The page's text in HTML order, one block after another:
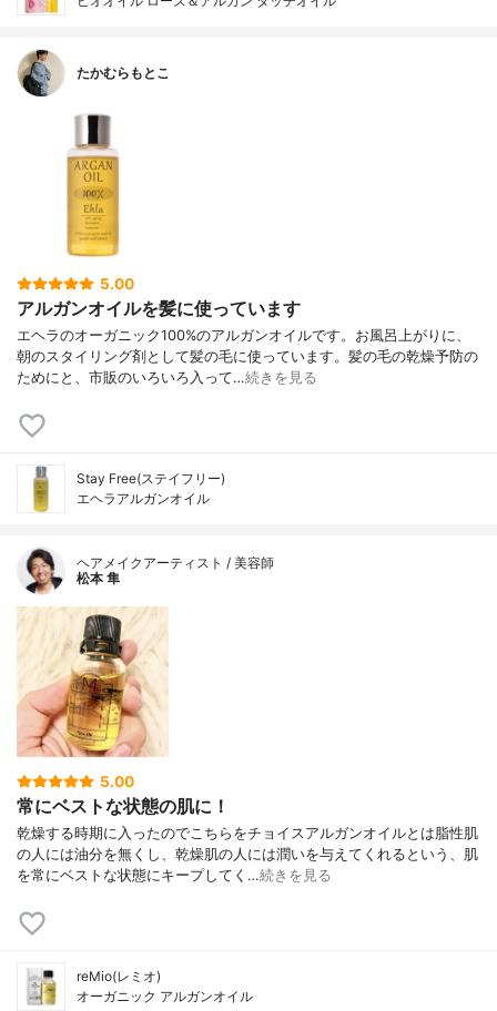
たかむらもとこ
5.00
アルガンオイルを髪に使っています
エヘラのオーガニック100%のアルガンオイルです。お風呂上がりに、
朝のスタイリング剤として髪の毛に使っています。髪の毛の乾燥予防の
ためにと、市販のいろいろ入って…続きを見る
Stay Free(ステイフリー)
エヘラアルガンオイル
ヘアメイクアーティスト / 美容師
松本 隼
5.00
常にベストな状態の肌に！
乾燥する時期に入ったのでこちらをチョイスアルガンオイルとは脂性肌
の人には油分を無くし、乾燥肌の人には潤いを与えてくれるという、肌
を常にベストな状態にキープしてく…続きを見る
reMio(レミオ)
オーガニック アルガンオイル